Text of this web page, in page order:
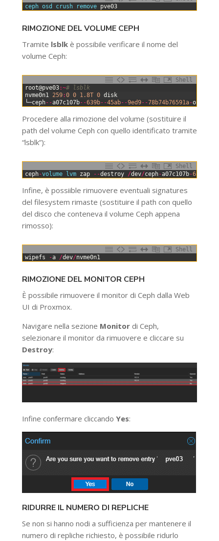
ceph osd crush remove pve03
RIMOZIONE DEL VOLUME CEPH
Tramite lsblkè possibile verificare il nome del
volume Ceph:
Shell
root@pve03:~# lsblk
nvme0n1
259:0 0 1.8T 0 disk
└─ceph--a07c107b--639b--45ab--9ed9--78b74b76591a-osd
Procedere alla rimozione del volume (sostituire il
path del volume Ceph con quello identificato tramite
“lsblk”):
Shell
ceph-volume lvm zap --destroy /dev/ceph-a07c107b-639b
Infine, è possiible rimuovere eventuali signatures
del filesystem rimaste (sostituire il path con quello
del disco che conteneva il volume Ceph appena
rimosso):
Shell
wipefs -a /dev/nvme0n1
RIMOZIONE DEL MONITOR CEPH
È possibile rimuovere il monitor di Ceph dalla Web
UI di Proxmox.
Navigare nella sezione Monitordi Ceph,
selezionare il monitor da rimuovere e cliccare su
Destroy:
Infine confermare cliccando Yes:
RIDURRE IL NUMERO DI REPLICHE
Se non si hanno nodi a sufficienza per mantenere il
numero di repliche richiesto, è possibile ridurlo